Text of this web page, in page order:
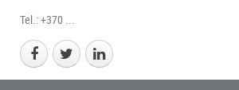
Tel.: +370 ...